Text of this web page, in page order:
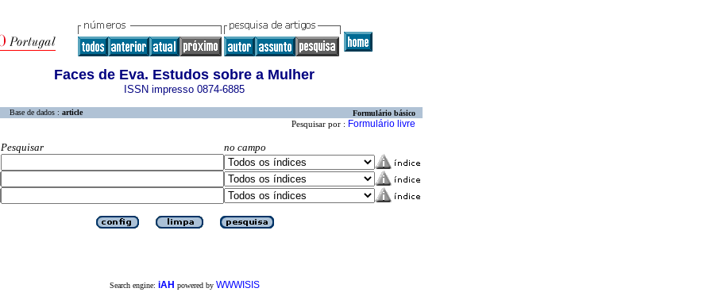
Faces de Eva. Estudos sobre a Mulher
ISSN impresso 0874-6885
Base de dados : article Formulário básico
Pesquisar por : Formulário livre
Pesquisar
no campo
Search engine: iAH powered by WWWISIS